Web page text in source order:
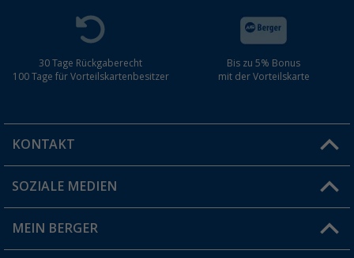
30 Tage Rückgaberecht
100 Tage für Vorteilskartenbesitzer
Bis zu 5% Bonus
mit der Vorteilskarte
KONTAKT
Du hast eine Frage?
Filiale finden
SOZIALE MEDIEN
MEIN BERGER